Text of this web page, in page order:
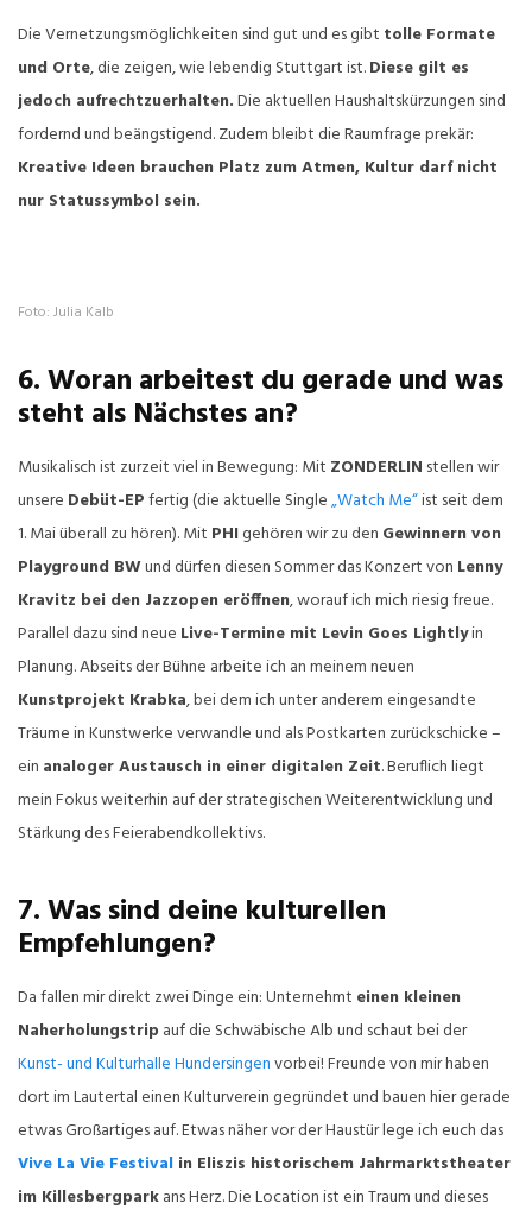
Die Vernetzungsmöglichkeiten sind gut und es gibt tolle Formate
und Orte, die zeigen, wie lebendig Stuttgart ist.Diese gilt es
jedoch aufrechtzuerhalten.Die aktuellen Haushaltskürzungen sind
fordernd und beängstigend. Zudem bleibt die Raumfrage prekär:
Kreative Ideen brauchen Platz zum Atmen, Kultur darf nicht
nur Statussymbol sein.
Foto: Julia Kalb
6. Woran arbeitest du gerade und was
steht als Nächstes an?
Musikalisch ist zurzeit viel in Bewegung: Mit ZONDERLIN stellen wir
unsere Debüt-EPfertig (die aktuelle Single„Watch Me“ist seit dem
1. Mai überall zu hören). Mit PHIgehören wir zu den Gewinnern von
Playground BWund dürfen diesen Sommer das Konzert von Lenny
Kravitz bei den Jazzopen eröffnen, worauf ich mich riesig freue.
Parallel dazu sind neue Live-Termine mit Levin Goes Lightlyin
Planung. Abseits der Bühne arbeite ich an meinem neuen
Kunstprojekt Krabka, bei dem ich unter anderem eingesandte
Träume in Kunstwerke verwandle und als Postkarten zurückschicke –
ein analoger Austausch in einer digitalen Zeit. Beruflich liegt
mein Fokus weiterhin auf der strategischen Weiterentwicklung und
Stärkung des Feierabendkollektivs.
7. Was sind deine kulturellen
Empfehlungen?
Da fallen mir direkt zwei Dinge ein: Unternehmt einen kleinen
Naherholungstrip auf die Schwäbische Alb und schaut bei der
Kunst- und Kulturhalle Hundersingenvorbei! Freunde von mir haben
dort im Lautertal einen Kulturverein gegründet und bauen hier gerade
etwas Großartiges auf. Etwas näher vor der Haustür lege ich euch das
Vive La Vie Festival in Eliszis historischem Jahrmarktstheater
im Killesbergparkans Herz. Die Location ist ein Traum und dieses